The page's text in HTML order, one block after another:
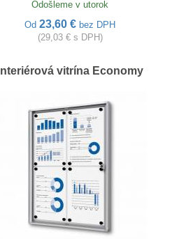
Odošleme v utorok
Od23,60 €bez DPH
(29,03 € s DPH)
Interiérová vitrína Economy